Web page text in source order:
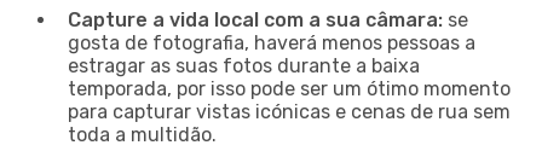
Capture a vida local com a sua câmara: se
gosta de fotografia, haverá menos pessoas a
estragar as suas fotos durante a baixa
temporada, por isso pode ser um ótimo momento
para capturar vistas icónicas e cenas de rua sem
toda a multidão.